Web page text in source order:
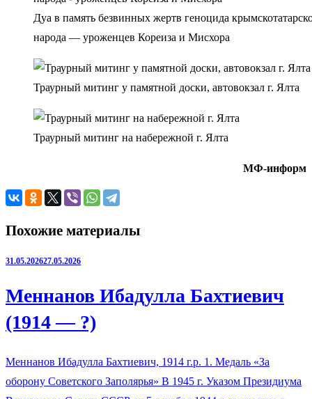
Дуа в память безвинных жертв геноцида
народа — уроженцев Кореиза и Мисхора
Траурный митинг у памятной доски, автовокзал г. Ялта
Траурный митинг на набережной г. Ялта
МФ-информ
Похожие материалы
31.05.202627.05.2026
Меннанов Ибадулла Бахтиевич
(1914 — ?)
Меннанов Ибадулла Бахтиевич, 1914 г.р. 1. Медаль «За
оборону Советского Заполярья» В 1945 г. Указом Президиума